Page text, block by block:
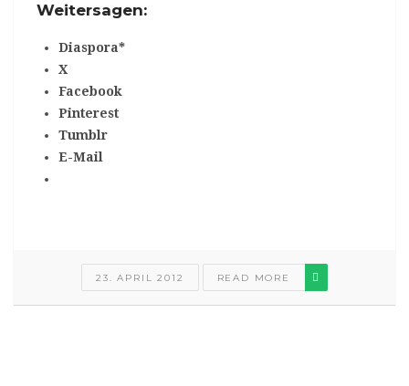
Weitersagen:
Diaspora*
X
Facebook
Pinterest
Tumblr
E-Mail
23. APRIL 2012 READ MORE